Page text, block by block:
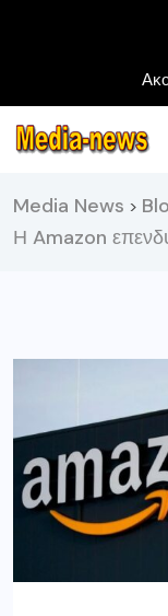
Media News >
Η Amazon